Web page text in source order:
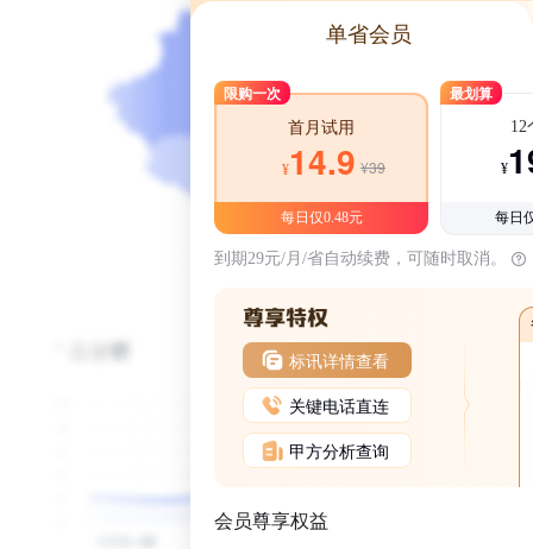
单省会员
限购一次
首月试用
¥14.9 ¥39
每日仅0.48元
最划算
12
¥
每日
到期29元/月/省自动续费，可随时取消。
标讯详情查看
关键电话直连
甲方分析查询
会员尊享权益